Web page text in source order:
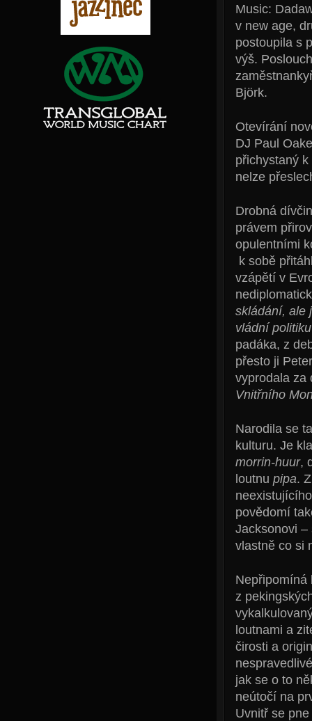
Music:
v new age,
postoupila s
výš.
Björk.
Otevírání
DJ Paul
přichystaný
nelze
Drobná
právem
opulentními
k sobě
vzápětí v
skládání, ale
vládní politiku
padáka, z
přesto ji
vyprodala za
Vnitřního
Narodila se
kulturu. Je
morrin-huur,
loutnu pipa.
povědomí
Jacksonovi –
vlastně co si
Nepřipomíná
z
loutnami a
čirosti a
jak se o to
neútočí na
Uvnitř se